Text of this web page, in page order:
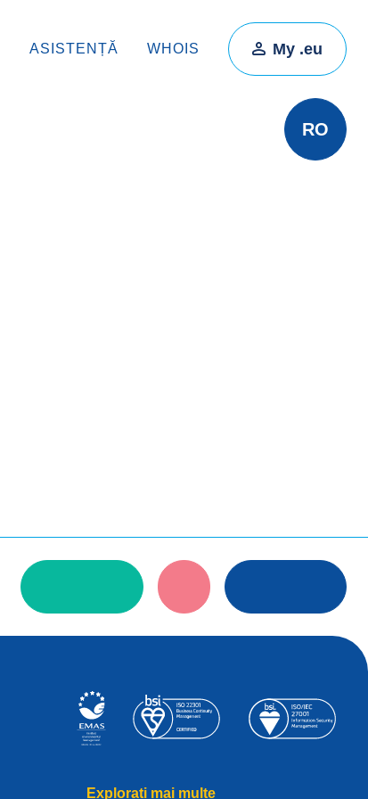
ASISTENȚĂ WHOIS My .eu
RO
Explorați mai multe